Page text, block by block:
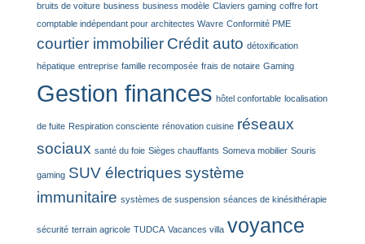
bruits de voiture business business modèle Claviers gaming coffre fort
comptable indépendant pour architectes Wavre Conformité PME
courtier immobilier Crédit auto détoxification
hépatique entreprise famille recomposée frais de notaire Gaming
Gestion finances hôtel confortable localisation
de fuite Respiration consciente rénovation cuisine réseaux
sociaux santé du foie Sièges chauffants Someva mobilier Souris
gaming SUV électriques système
immunitaire systèmes de suspension séances de kinésithérapie
sécurité terrain agricole TUDCA Vacances villa voyance